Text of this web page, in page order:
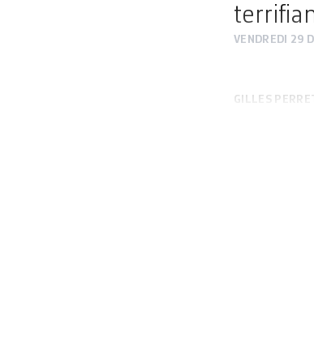
VENDREDI 29
GILLES PERRET